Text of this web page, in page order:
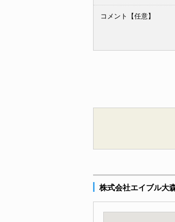
コメント【任意】
株式会社エイブル大